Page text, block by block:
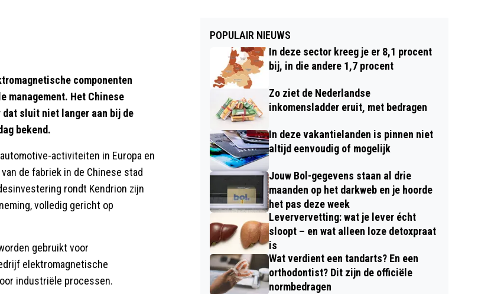
componenten
management. Het Chinese
sluit niet langer aan bij de
bekend.
activiteiten in Europa en
de fabriek in de Chinese stad
rondt Kendrion zijn
volledig gericht op
gebruikt voor
elektromagnetische
industriële processen.
POPULAIR NIEUWS
In deze sector kreeg je er 8,1 procent
bij, in die andere 1,7 procent
Zo ziet de Nederlandse
inkomensladder eruit, met bedragen
In deze vakantielanden is pinnen niet
altijd eenvoudig of mogelijk
Jouw Bol-gegevens staan al drie
maanden op het darkweb en je hoorde
het pas deze week
Leververvetting: wat je lever écht
sloopt – en wat alleen loze detoxpraat
is
Wat verdient een tandarts? En een
orthodontist? Dit zijn de officiële
normbedragen